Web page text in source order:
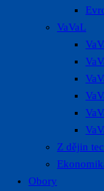
VaVaL
Z dějin
Obory